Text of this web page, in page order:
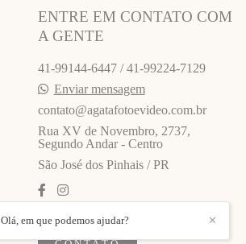
ENTRE EM CONTATO COM
A GENTE
41-99144-6447 / 41-99224-7129
Enviar mensagem
contato@agatafotoevideo.com.br
Rua XV de Novembro, 2737,
Segundo Andar - Centro
São José dos Pinhais / PR
✕
Olá, em que podemos ajudar?